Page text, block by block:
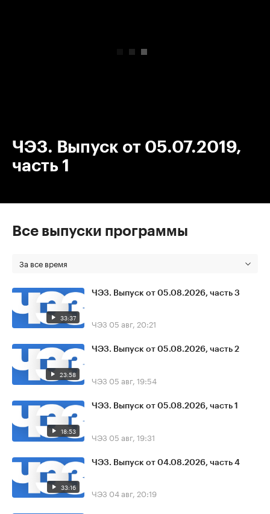
ЧЭЗ. Выпуск от 05.07.2019,
часть 1
Все выпуски программы
За все время
33:37
ЧЭЗ. Выпуск от 05.08.2026, часть 3
ЧЭЗ 05 авг, 20:21
23:58
ЧЭЗ. Выпуск от 05.08.2026, часть 2
ЧЭЗ 05 авг, 19:54
18:53
ЧЭЗ. Выпуск от 05.08.2026, часть 1
ЧЭЗ 05 авг, 19:31
33:16
ЧЭЗ. Выпуск от 04.08.2026, часть 4
ЧЭЗ 04 авг, 20:19